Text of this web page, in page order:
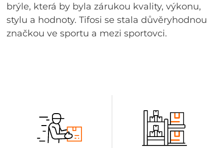
brýle, která by byla zárukou kvality, výkonu,
stylu a hodnoty. Tifosi se stala důvěryhodnou
značkou ve sportu a mezi sportovci.